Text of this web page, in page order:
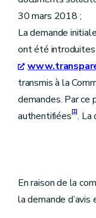
30 mars 2018 ;
La demande
ont été
transmis à la
demandes. Par
authentifiées[1]. La
En raison de la
la demande